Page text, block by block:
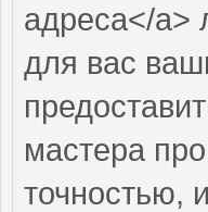
адреса</a>
для вас
мастера
точностью,